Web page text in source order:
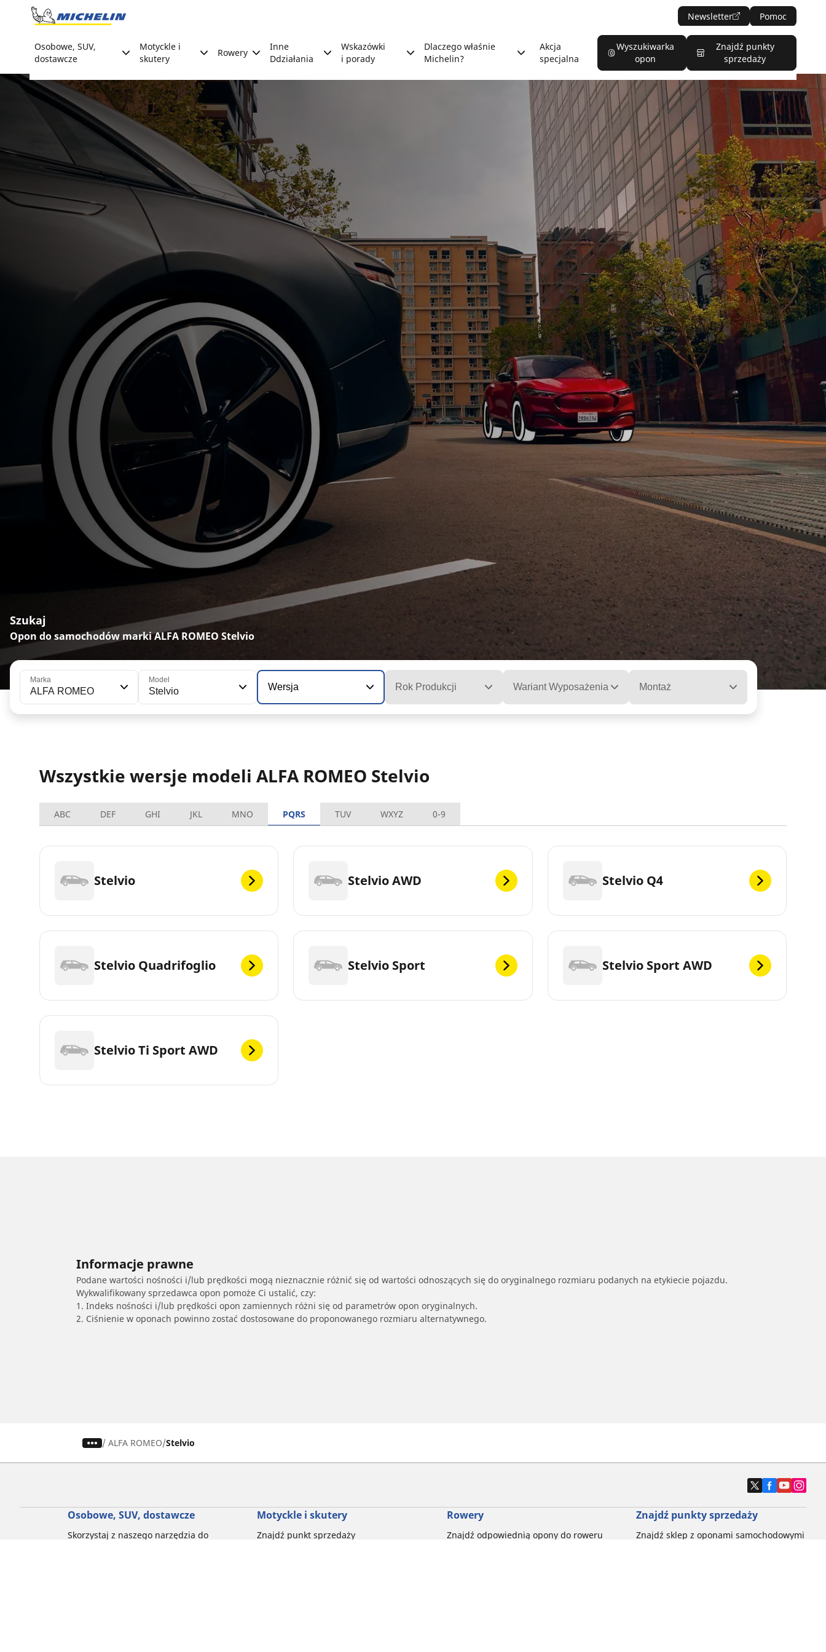
Go to page content
Newsletter Pomoc
Osobowe, SUV,
dostawcze
Motyckle i
skutery
Rowery
Inne
Ddziałania
Wskazówki
i porady
Dlaczego właśnie
Michelin?
Akcja
specjalna
Wyszukiwarka
opon
Znajdź punkty
sprzedaży
Szukaj
Opon do samochodów marki ALFA ROMEO Stelvio
Marka
ALFA ROMEO
Model
Stelvio Wersja Rok Produkcji Wariant Wyposażenia Montaż
Wszystkie wersje modeli ALFA ROMEO Stelvio
ABC DEF GHI JKL MNO PQRS TUV WXYZ 0-9
Stelvio Stelvio AWD Stelvio Q4
Stelvio Quadrifoglio Stelvio Sport Stelvio Sport AWD
Stelvio Ti Sport AWD
Informacje prawne
Podane wartości nośności i/lub prędkości mogą nieznacznie różnić się od wartości odnoszących się do oryginalnego rozmiaru podanych na etykiecie pojazdu.
Wykwalifikowany sprzedawca opon pomoże Ci ustalić, czy:
1. Indeks nośności i/lub prędkości opon zamiennych różni się od parametrów opon oryginalnych.
2. Ciśnienie w oponach powinno zostać dostosowane do proponowanego rozmiaru alternatywnego.
/ ALFA ROMEO Stelvio
Osobowe, SUV, dostawcze
Skorzystaj z naszego narzędzia do
Motyckle i skutery
Znajdź punkt sprzedaży
Rowery
Znajdź odpowiednią opony do roweru
Znajdź punkty sprzedaży
Znajdź sklep z oponami samochodowymi